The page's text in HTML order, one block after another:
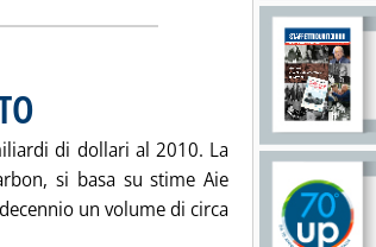
. Pubblicata giovedì 11 novembre 2004 alle 15.6.
di dollari al 2010. La
si basa su stime Aie
un volume di circa
'RUSSIA: 10 MILIARDI DI $ DA KYOTO'